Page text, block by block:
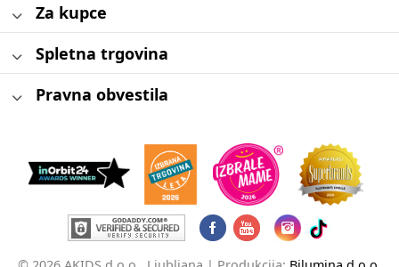
Za kupce
Spletna trgovina
Pravna obvestila